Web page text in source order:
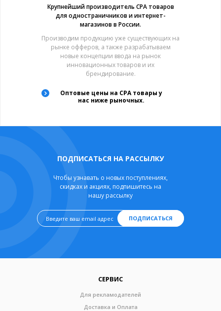
Крупнейший производитель CPA товаров
для одностраничников и интернет-
магазинов в России.
Производим продукцию уже существующих на
рынке офферов, а также разрабатываем
новые концепции ввода на рынок
инновационных товаров и их
брендирование.
Оптовые цены на CPA товары у
нас ниже рыночных.
ПОДПИСАТЬСЯ НА РАССЫЛКУ
Чтобы узнавать о новых поступлениях,
скидках и акциях, подпишитесь на
нашу рассылку
ПОДПИСАТЬСЯ
СЕРВИС
Для рекламодателей
Доставка и Оплата